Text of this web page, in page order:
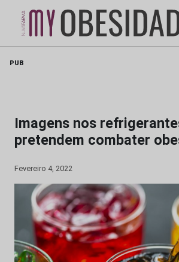
PUB
Imagens nos
pretendem combater
Fevereiro 4, 2022